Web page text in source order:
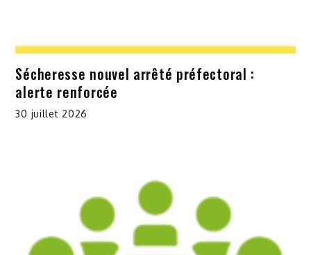
Sécheresse nouvel arrêté préfectoral :
alerte renforcée
30 juillet 2026